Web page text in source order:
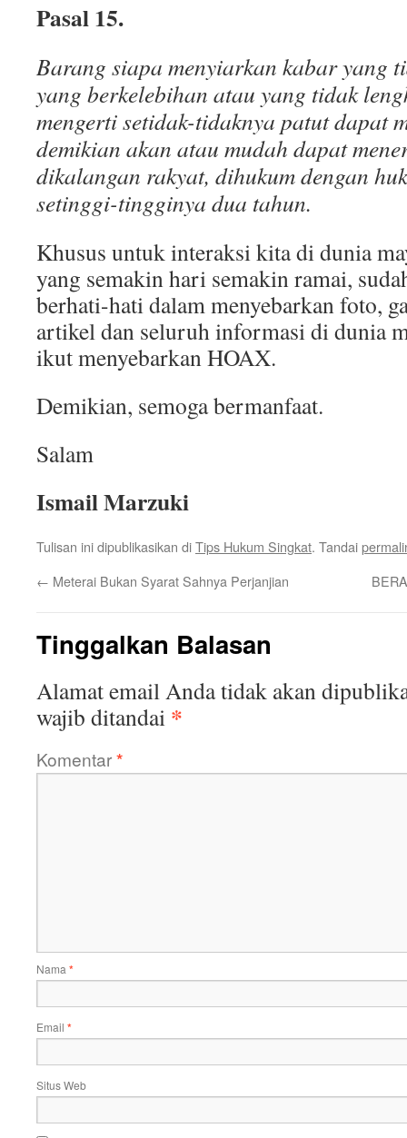
Pasal 15.
Barang siapa menyiarkan kabar yang
yang berkelebihan atau yang tidak
mengerti setidak-tidaknya patut dapat
demikian akan atau mudah dapat
dikalangan rakyat, dihukum dengan
setinggi-tingginya dua tahun.
Khusus untuk interaksi kita di dunia
yang semakin hari semakin ramai,
berhati-hati dalam menyebarkan foto,
artikel dan seluruh informasi di dunia
ikut menyebarkan HOAX.
Demikian, semoga bermanfaat.
Salam
Ismail Marzuki
Tulisan ini dipublikasikan diTips Hukum Singkat. Tandai
← Meterai Bukan Syarat Sahnya Perjanjian
Tinggalkan Balasan
Alamat email Anda tidak akan
wajib ditandai *
Komentar*
Nama *
Email *
Situs Web